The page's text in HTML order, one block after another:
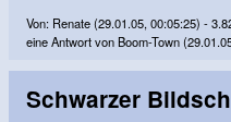
Von: Renate (29.01.05, 00:05:25) -
eine Antwort von Boom-Town
Schwarzer